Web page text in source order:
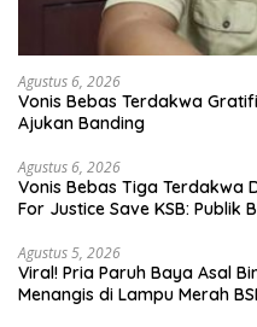
Agustus 6, 2026
Vonis Bebas Terdakwa
Ajukan Banding
Agustus 6, 2026
Vonis Bebas Tiga Terdakwa
For Justice Save KSB: Publik
Agustus 5, 2026
Viral! Pria Paruh Baya Asal
Menangis di Lampu Merah